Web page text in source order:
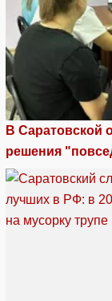
В Саратовской
решения